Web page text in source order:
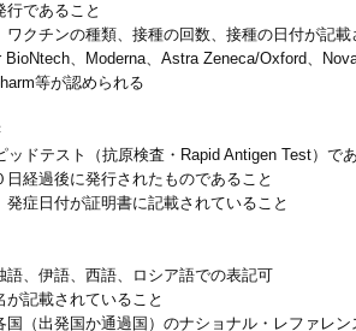
行であること
ワクチンの種類、接種の回数、接種の日付が記載
BioNtech、Moderna、Astra Zeneca/Oxford、
等が認められる
ッドテスト（抗原検査・Rapid Antigen Test）で
経過後に発行されたものであること
症日付が証明書に記載されていること
語、伊語、西語、ロシア語での表記可
が記載されていること
国（出発国か通過国）のナショナル・レファレ